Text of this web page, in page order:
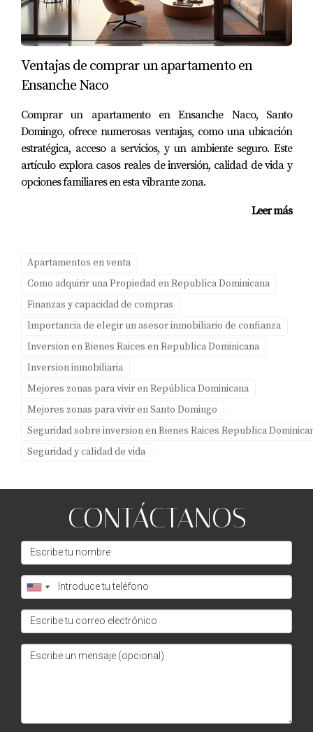
Ventajas de comprar un apartamento en
Ensanche Naco
Comprar un apartamento en Ensanche Naco, Santo
Domingo, ofrece numerosas ventajas, como una ubicación
estratégica, acceso a servicios, y un ambiente seguro. Este
artículo explora casos reales de inversión, calidad de vida y
opciones familiares en esta vibrante zona.
Leer más
Apartamentos en venta
Como adquirir una Propiedad en Republica Dominicana
Finanzas y capacidad de compras
Importancia de elegir un asesor inmobiliario de confianza
Inversion en Bienes Raices en Republica Dominicana
Inversion inmobiliaria
Mejores zonas para vivir en República Dominicana
Mejores zonas para vivir en Santo Domingo
Seguridad sobre inversion en Bienes Raices Republica
Seguridad y calidad de vida
CONTÁCTANOS